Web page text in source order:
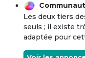
Les deux tiers
seuls ; il existe
adaptée pour